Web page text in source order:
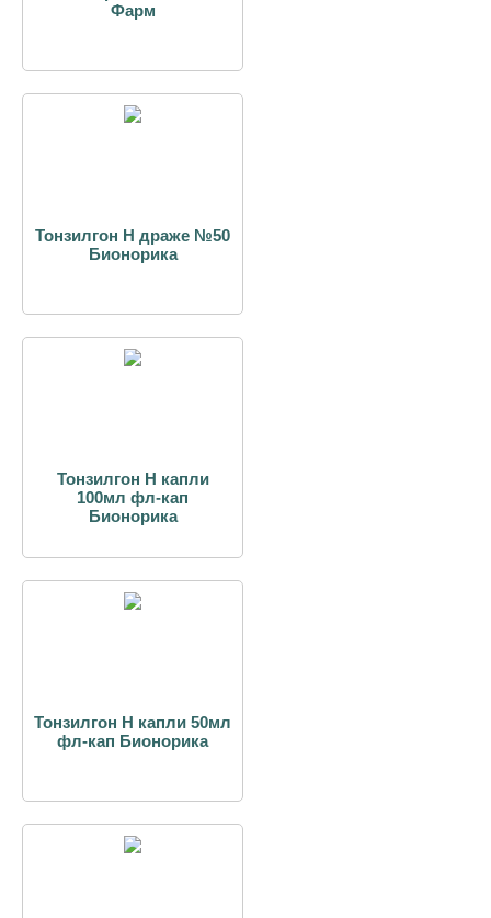
Фарм
Тонзилгон Н драже №50
Бионорика
Тонзилгон Н капли
100мл фл-кап
Бионорика
Тонзилгон Н капли 50мл
фл-кап Бионорика